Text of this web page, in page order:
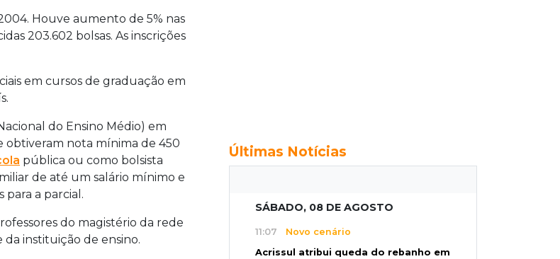
Houve aumento de 5% nas
203.602 bolsas. As inscrições
em cursos de graduação em
do Ensino Médio) em
obtiveram nota mínima de 450
pública ou como bolsista
de até um salário mínimo e
para a parcial.
do magistério da rede
instituição de ensino.
Últimas Notícias
SÁBADO, 08 DE AGOSTO
11:07 Novo cenário
Acrissul atribui queda do rebanho em